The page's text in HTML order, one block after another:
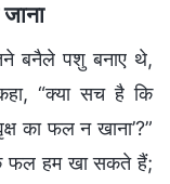
बनैले पशु बनाए थे,
“क्या सच है कि
का फल न खाना’?”
के फल हम खा सकते हैं;